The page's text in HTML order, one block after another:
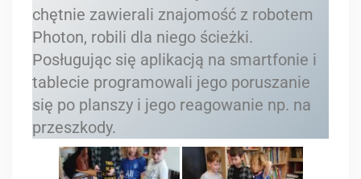
chętnie zawierali znajomość z robotem
Photon, robili dla niego ścieżki.
Posługując się aplikacją na smartfonie i
tablecie programowali jego poruszanie
się po planszy i jego reagowanie np. na
przeszkody.